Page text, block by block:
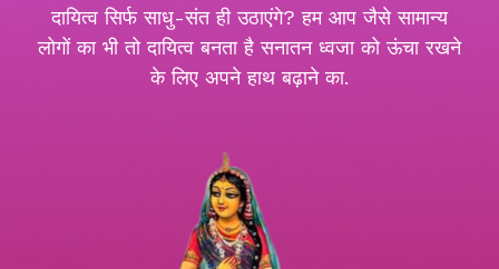
दायित्व सिर्फ साधु-संत ही उठाएंगे? हम आप जैसे सामान्य
लोगों का भी तो दायित्व बनता है सनातन ध्वजा को ऊंचा रखने
के लिए अपने हाथ बढ़ाने का.